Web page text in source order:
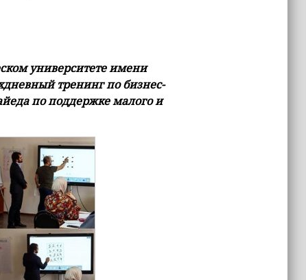
университете имени
тренинг по бизнес-
по поддержке малого и